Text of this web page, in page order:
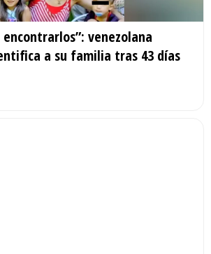
venezolana
a su familia tras 43 días